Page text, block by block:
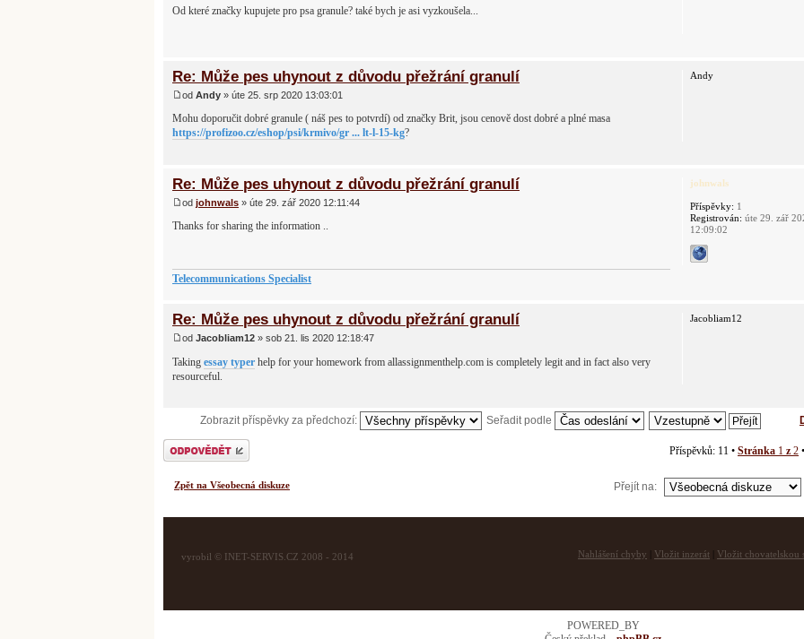
Od které značky kupujete pro psa granule? také bych je asi vyzkoušela...
Re: Může pes uhynout z důvodu přežrání granulí
od Andy » úte 25. srp 2020 13:03:01
Mohu doporučit dobré granule ( náš pes to potvrdí) od značky Brit, jsou cenově dost dobré a plné masa
https://profizoo.cz/eshop/psi/krmivo/gr ... lt-l-15-kg?
Andy
Re: Může pes uhynout z důvodu přežrání granulí
od johnwals » úte 29. zář 2020 12:11:44
Thanks for sharing the information ..
Telecommunications Specialist
johnwals
Příspěvky: 1
Registrován: úte 29. zář
12:09:02
Re: Může pes uhynout z důvodu přežrání granulí
od Jacobliam12 » sob 21. lis 2020 12:18:47
Taking essay typer help for your homework from allassignmenthelp.com is completely legit and in fact also very
resourceful.
Jacobliam12
Zobrazit příspěvky za předchozí: Seřadit podle
Odeslat odpověď Příspěvků: 11 • Stránka 1 z 2
Zpět na Všeobecná diskuze Přejít na:
vyrobil © INET-SERVIS.CZ 2008 - 2014 Nahlášení chyby Vložit inzerát Vložit chovatelskou
POWERED_BY